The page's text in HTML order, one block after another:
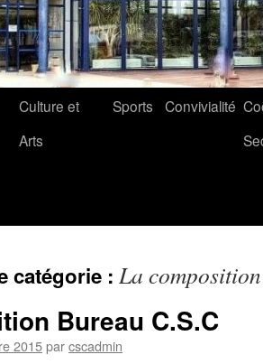
Culture et
Arts
Sports Convivialité
catégorie : La
Bureau C.S.C
2015parcscadmin